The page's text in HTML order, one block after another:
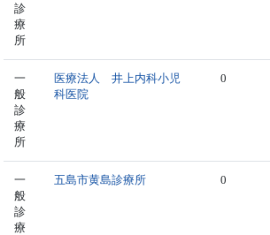
診
療
所
一
般
診
療
所
医療法人 井上内科小児
科医院
0
一
般
診
療
五島市黄島診療所 0